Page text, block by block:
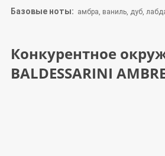
Базовые ноты: амбра, ваниль, дуб,
Конкурентное
BALDESSARINI